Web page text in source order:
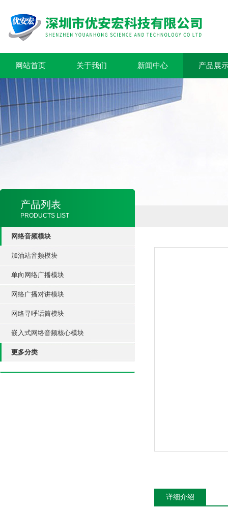
网站首页 关于我们 新闻中心 产品展
产品列表
PRODUCTS LIST
网络音频模块
加油站音频模块
单向网络广播模块
网络广播对讲模块
网络寻呼话筒模块
嵌入式网络音频核心模块
更多分类
详细介绍